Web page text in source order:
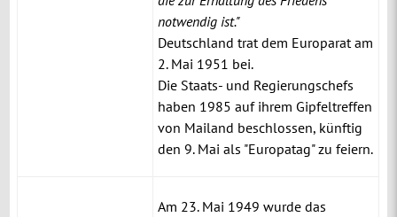
notwendig ist."
Deutschland trat dem Europarat am
2. Mai 1951 bei.
Die Staats- und Regierungschefs
haben 1985 auf ihrem Gipfeltreffen
von Mailand beschlossen, künftig
den 9. Mai als "Europatag" zu feiern.
Am 23. Mai 1949 wurde das